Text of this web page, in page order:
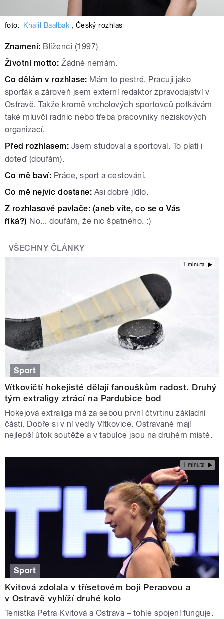
foto: Khalil Baalbaki, Český rozhlas
Znamení: Blíženci (1997)
Životní motto:Žádné nemám.
Co dělám v rozhlase: Mám to pestré. Pracuji jako
sporťák a zároveň jsem externí redaktor zpravodajství v
Ostravě. Takže kromě vrcholových sportovců potkávám
také mluvčí radnic nebo třeba pracovníky neziskových
organizací.
Před rozhlasem: Jsem studoval a sportoval. To platí i
doteď (doufám).
Co mě baví: Práce, sport a cestování.
Co mě nejvíc dostane: Asi dobré jídlo.
Z rozhlasové pavlače: (aneb víte, co se o Vás
říká?) No... doufám, že nic špatného. :)
VŠECHNY ČLÁNKY
1 minuta
Sport
Vítkovičtí hokejisté dělají fanouškům radost. Druhý
tým extraligy ztrácí na Pardubice bod
Hokejová extraliga má za sebou první čtvrtinu základní
části. Dobře si v ní vedly Vítkovice. Ostravané mají
nejlepší útok soutěže a v tabulce jsou na druhém místě.
1 minuta
Sport
Kvitová zdolala v třísetovém boji Peraovou a
v Ostravě vyhlíží druhé kolo
Tenistka Petra Kvitová a Ostrava – tohle spojení funguje.